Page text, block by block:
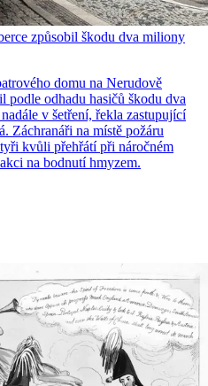
způsobil škodu dva miliony
domu na Nerudově
podle odhadu hasičů škodu dva
v šetření, řekla zastupující
Záchranáři na místě požáru
kvůli přehřátí při náročném
na bodnutí hmyzem.